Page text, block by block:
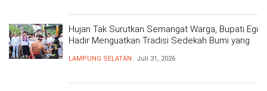
Hujan Tak Surutkan Semangat Warga, Bupati Egi
Hadir Menguatkan Tradisi Sedekah Bumi yang
LAMPUNG SELATAN Juli 31, 2026